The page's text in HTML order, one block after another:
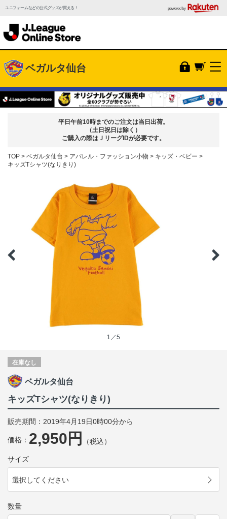
ユニフォームなどの公式グッズが買える！ powered by
ベガルタ仙台
平日午前10時までのご注文は当日出荷。
（土日祝日は除く）
ご購入の際はＪリーグIDが必要です。
TOP ベガルタ仙台 アパレル・ファッション小物
キッズ・ベビー
キッズTシャツ(なりきり)
1／5
在庫なし
ベガルタ仙台
キッズTシャツ(なりきり)
販売期間：2019年4月19日0時00分から
価格： 2,950円 （税込）
サイズ
選択してください
数量